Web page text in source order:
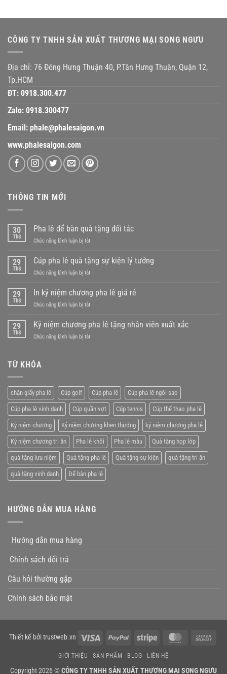
CÔNG TY TNHH SẢN XUẤT THƯƠNG MẠI SONG NGƯU
Địa chỉ: 76 Đông Hưng Thuận 40, P.Tân Hưng Thuận, Quận 12,
Tp.HCM
ĐT: 0918.300.477
Zalo: 0918.300477
Email: phale@phalesaigon.vn
www.phalesaigon.com
THÔNG TIN MỚI
30
Th8
Pha lê để bàn quà tặng đối tác
Chức năng bình luận bị tắtở
lê
bàn
tặng
29
Th8
Cúp pha lê quà tặng sự kiện lý tưởng
Chức năng bình luận bị tắtở
pha
lê
quà
sự
29
Th8
In kỷ niệm chương pha lê giá rẻ
Chức năng bình luận bị tắtở
kỷ
chương
29
Th8
Kỷ niệm chương pha lê tặng nhân viên xuất xắc
Chức năng bình luận bị tắtở
tặng
nhân
viên
xuất
xắc
TỪ KHÓA
chặn giấy pha lê Cúp golf Cúp pha lê Cúp pha lê ngôi sao
Cúp pha lê vinh danh Cúp quần vợt Cúp tennis Cúp thể thao pha lê
Kỷ niệm chương Kỷ niệm chương khen thưởng kỷ niệm chương pha lê
Kỷ niệm chương tri ân Pha lê khối Pha lê màu Quà tặng họp lớp
quà tặng lưu niệm Quà tặng pha lê Quà tặng sự kiện quà tặng tri ân
quà tặng vinh danh Để bàn pha lê
HƯỚNG DẪN MUA HÀNG
Hướng dẫn mua hàng
Chính sách đổi trả
Câu hỏi thường gặp
Chính sách bảo mật
Thiết kế bởitrustweb.vn Visa PayPal Stripe MasterCard
GIỚI THIỆU SẢN PHẨM BLOG LIÊN HỆ
Copyright 2026 ©CÔNG TY TNHH SẢN XUẤT THƯƠNG MẠI SONG NGƯU